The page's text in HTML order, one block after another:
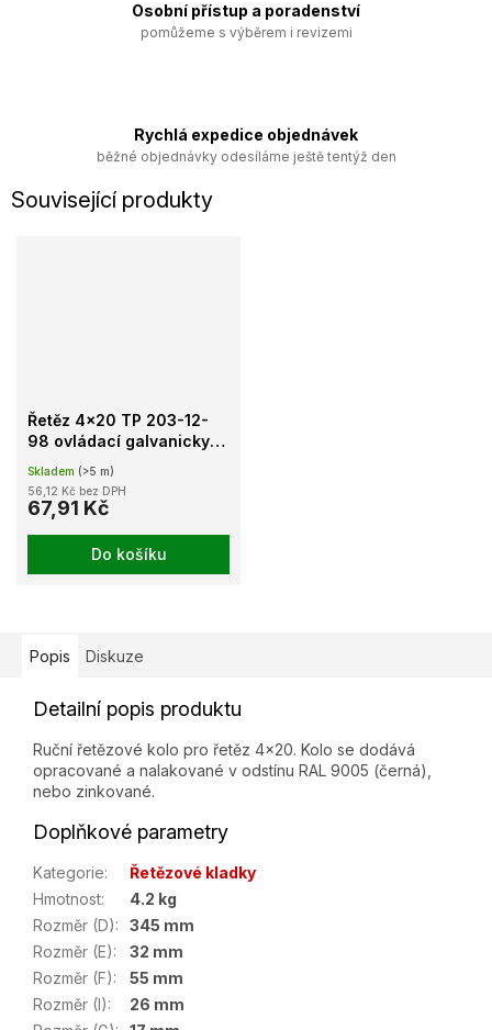
Osobní přístup a poradenství
pomůžeme s výběrem i revizemi
Rychlá expedice objednávek
běžné objednávky odesíláme ještě tentýž den
Související produkty
Řetěz 4x20 TP 203-12-
98 ovládací galvanicky
pozinkovaný
Skladem (>5 m)
56,12 Kč bez DPH
67,91 Kč
Do košíku
Popis Diskuze
Detailní popis produktu
Ruční řetězové kolo pro řetěz 4x20. Kolo se dodává
opracované a nalakované v odstínu RAL 9005 (černá),
nebo zinkované.
Doplňkové parametry
Kategorie:
Řetězové kladky
Hmotnost:
4.2 kg
Rozměr (D):
345 mm
Rozměr (E):
32 mm
Rozměr (F):
55 mm
Rozměr (I):
26 mm